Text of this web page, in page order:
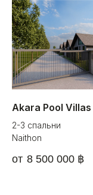
Akara Pool Villas
2-3 спальни
Naithon
8 500 000 ฿